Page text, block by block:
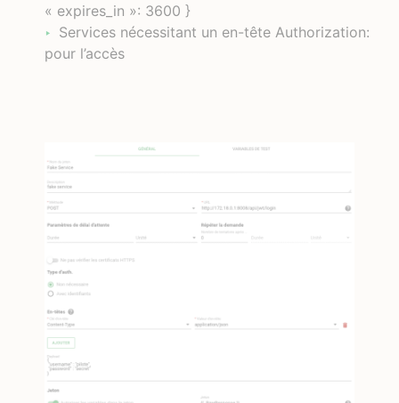
« expires_in »: 3600 }
Services nécessitant un en-tête Authorization:
pour l’accès